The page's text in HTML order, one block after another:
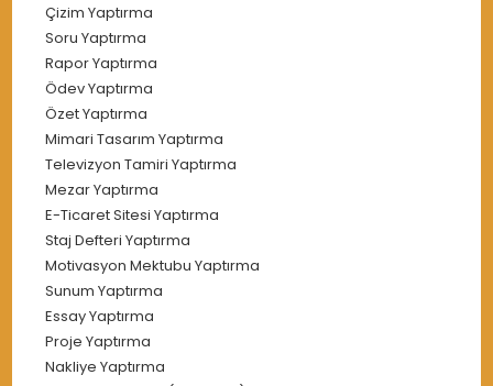
Çizim Yaptırma
Soru Yaptırma
Rapor Yaptırma
Ödev Yaptırma
Özet Yaptırma
Mimari Tasarım Yaptırma
Televizyon Tamiri Yaptırma
Mezar Yaptırma
E-Ticaret Sitesi Yaptırma
Staj Defteri Yaptırma
Motivasyon Mektubu Yaptırma
Sunum Yaptırma
Essay Yaptırma
Proje Yaptırma
Nakliye Yaptırma